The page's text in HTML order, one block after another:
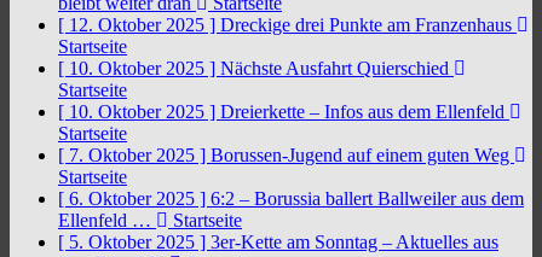
[ 12. Oktober 2025 ] Dreckige drei Punkte am Franzenhaus
Startseite
[ 10. Oktober 2025 ] Nächste Ausfahrt Quierschied
Startseite
[ 10. Oktober 2025 ] Dreierkette – Infos aus dem Ellenfeld
Startseite
[ 7. Oktober 2025 ] Borussen-Jugend auf einem guten Weg
Startseite
[ 6. Oktober 2025 ] 6:2 – Borussia ballert Ballweiler aus dem
Ellenfeld …
Startseite
[ 5. Oktober 2025 ] 3er-Kette am Sonntag – Aktuelles aus